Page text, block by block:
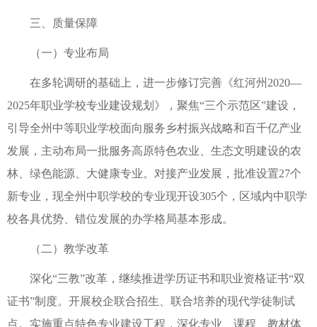
三、质量保障
（一）专业布局
在多轮调研的基础上，进一步修订完善《红河州2020—
2025年职业学校专业建设规划》，聚焦“三个示范区”建设，
引导全州中等职业学校面向服务乡村振兴战略和百千亿产业
发展，主动布局一批服务高原特色农业、生态文明建设的农
林、绿色能源、大健康专业。对接产业发展，批准设置27个
新专业，现全州中职学校的专业现开设305个，区域内中职学
校各具优势、错位发展的办学格局基本形成。
（二）教学改革
深化“三教”改革，继续推进学历证书和职业资格证书“双
证书”制度。开展校企联合招生、联合培养的现代学徒制试
点。实施重点特色专业建设工程，深化专业、课程、教材体